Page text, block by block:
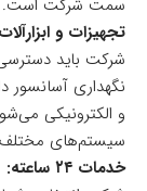
سمت شرکت است.
تجهیزات و
شرکت باید دسترسی
نگهداری آسانسور
و الکترونیکی
سیستم‌های مختلف
خدمات ۲۴ ساعته: